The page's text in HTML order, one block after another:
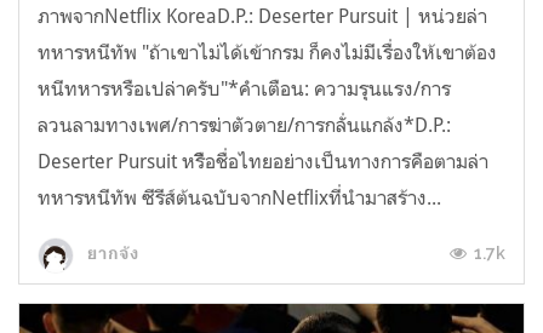
ภาพจากNetflix KoreaD.P.: Deserter Pursuit | หน่วยล่า
ทหารหนีทัพ "ถ้าเขาไม่ได้เข้ากรม ก็คงไม่มีเรื่องให้เขาต้อง
หนีทหารหรือเปล่าครับ"*คำเตือน: ความรุนแรง/การ
ลวนลามทางเพศ/การฆ่าตัวตาย/การกลั่นแกล้ง*D.P.:
Deserter Pursuit หรืิอชื่อไทยอย่างเป็นทางการคือตามล่า
ทหารหนีทัพ ซีรีส์ต้นฉบับจากNetflixที่นำมาสร้าง...
ยากจัง 1.7k